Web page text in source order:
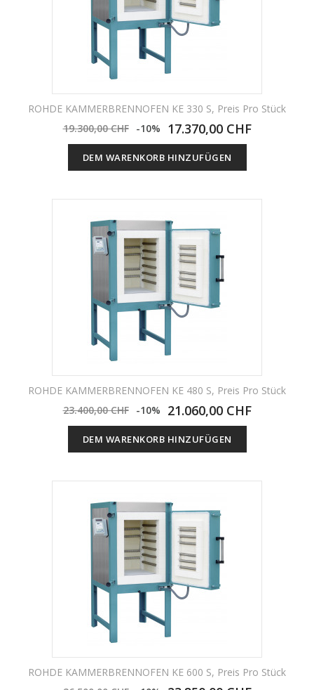
ROHDE KAMMERBRENNOFEN KE 330 S, Preis Pro Stück
19.300,00 CHF
-10% 17.370,00 CHF
DEM WARENKORB HINZUFÜGEN
ROHDE KAMMERBRENNOFEN KE 480 S, Preis Pro Stück
23.400,00 CHF
-10% 21.060,00 CHF
DEM WARENKORB HINZUFÜGEN
ROHDE KAMMERBRENNOFEN KE 600 S, Preis Pro Stück